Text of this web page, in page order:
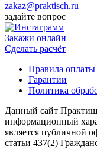
zakaz@praktisch.ru
задайте вопрос
Закажи онлайн
Cделать расчёт
Правила оплаты
Гарантии
Политика
Данный сайт
информационный
является публичной
статьи 437(2)